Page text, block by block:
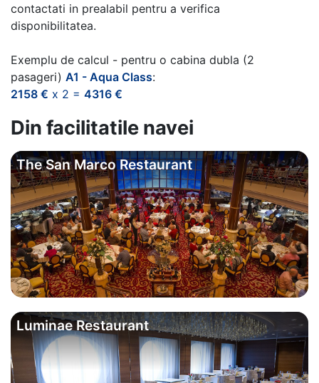
contactati in prealabil pentru a verifica
disponibilitatea.
Exemplu de calcul - pentru o cabina dubla (2
pasageri) A1 - Aqua Class:
2158 € x 2 = 4316 €
Din facilitatile navei
The San Marco Restaurant
Luminae Restaurant